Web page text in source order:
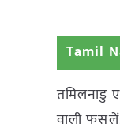
Tamil
तमिलनाडु